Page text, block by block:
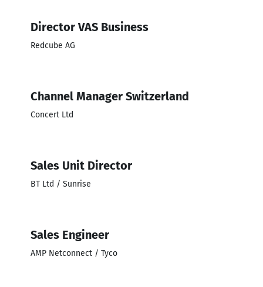
Director VAS Business
Redcube AG
Channel Manager Switzerland
Concert Ltd
Sales Unit Director
BT Ltd / Sunrise
Sales Engineer
AMP Netconnect / Tyco